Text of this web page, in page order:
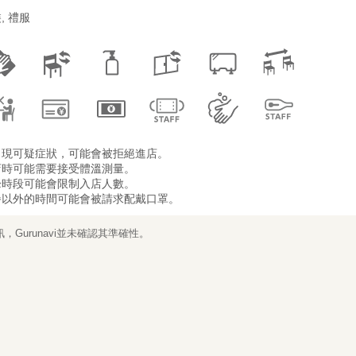
禮服
可疑症狀，可能會被拒絕進店。
可能需要接受體溫測量。
段可能會限制入店人數。
外的時間可能會被請求配戴口罩。
Gurunavi並未確認其準確性。